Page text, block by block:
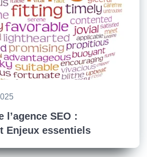
l’agence SEO :
Enjeux essentiels